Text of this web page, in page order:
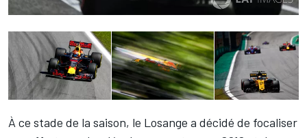
À ce stade de la saison, le Losange a décidé de focaliser